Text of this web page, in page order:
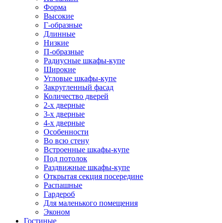
Форма
Высокие
Г-образные
Длинные
Низкие
П-образные
Радиусные шкафы-купе
Широкие
Угловые шкафы-купе
Закругленный фасад
Количество дверей
2-х дверные
3-х дверные
4-х дверные
Особенности
Во всю стену
Встроенные шкафы-купе
Под потолок
Раздвижные шкафы-купе
Открытая секция посередине
Распашные
Гардероб
Для маленького помещения
Эконом
Гостиные